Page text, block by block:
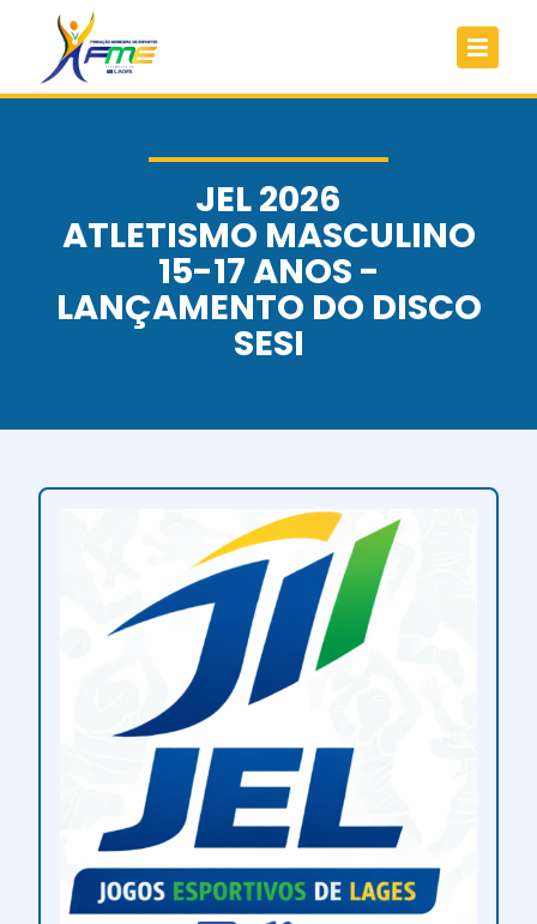
JEL 2026
ATLETISMO MASCULINO
15-17 ANOS -
LANÇAMENTO DO DISCO
SESI